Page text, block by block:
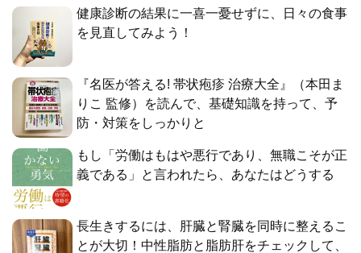
健康診断の結果に一喜一憂せずに、日々の食事
を見直してみよう！
『名医が答える! 帯状疱疹 治療大全』（本田ま
りこ 監修）を読んで、基礎知識を持って、予
防・対策をしっかりと
もし「労働はもはや悪行であり、無職こそが正
義である」と言われたら、あなたはどうする
長生きするには、肝臓と腎臓を同時に整えるこ
とが大切！中性脂肪と脂肪肝をチェックして、